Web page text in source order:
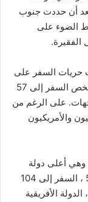
بعد أن حددت جنوب
الضوء على
الفقيرة.
حريات السفر على
مدى العقود الماضية. في عام 2006، يمكن للشخص السفر إلى 57
تأشيرة. هذا العام اصبح هناك 107 وجهات. على الرغم من
والأمريكيون
وهي أعلى دولة
أفريقية في التصنيف والتي جاءت في المركز 51 ، السفر إلى 104
الأفريقية